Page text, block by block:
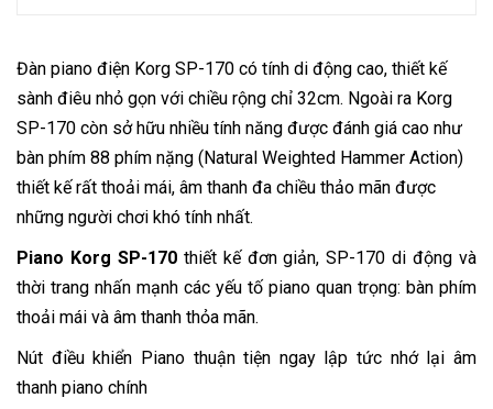
Đàn piano điện Korg SP-170 có tính di động cao, thiết kế
sành điêu nhỏ gọn với chiều rộng chỉ 32cm. Ngoài ra Korg
SP-170 còn sở hữu nhiều tính năng được đánh giá cao như
bàn phím 88 phím nặng (Natural Weighted Hammer Action)
thiết kế rất thoải mái, âm thanh đa chiều thảo mãn được
những người chơi khó tính nhất.
Piano Korg SP-170thiết kế đơn giản, SP-170 di động và
thời trang nhấn mạnh các yếu tố piano quan trọng: bàn phím
thoải mái và âm thanh thỏa mãn.
Nút điều khiển Piano thuận tiện ngay lập tức nhớ lại âm
thanh piano chính